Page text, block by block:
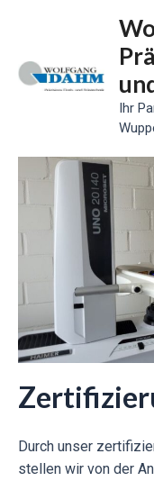
Ihr
Durch unser
stellen wir von der